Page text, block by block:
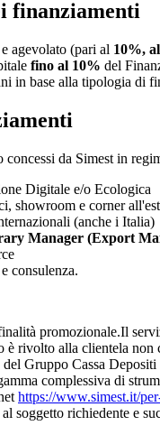
finanziamenti
agevolato (pari al 10%,
fino al 10% del
in base alla tipologia di
da Simest in
Digitale e/o Ecologica
showroom e corner
(anche i Italia)
Manager (Export
consulenza.
promozionale.Il
rivolto alla clientela non
del Gruppo Cassa
complessiva di
https://www.simest.it/
soggetto richiedente e